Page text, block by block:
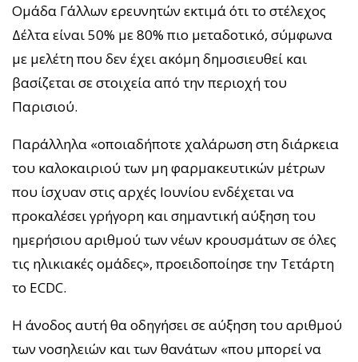
Ομάδα Γάλλων ερευνητών εκτιμά ότι το στέλεχος
Δέλτα είναι 50% με 80% πιο μεταδοτικό, σύμφωνα
με μελέτη που δεν έχει ακόμη δημοσιευθεί και
βασίζεται σε στοιχεία από την περιοχή του
Παρισιού.
Παράλληλα «οποιαδήποτε χαλάρωση στη διάρκεια
του καλοκαιριού των μη φαρμακευτικών μέτρων
που ίσχυαν στις αρχές Ιουνίου ενδέχεται να
προκαλέσει γρήγορη και σημαντική αύξηση του
ημερήσιου αριθμού των νέων κρουσμάτων σε όλες
τις ηλικιακές ομάδες», προειδοποίησε την Τετάρτη
το ECDC.
Η άνοδος αυτή θα οδηγήσει σε αύξηση του αριθμού
των νοσηλειών και των θανάτων «που μπορεί να